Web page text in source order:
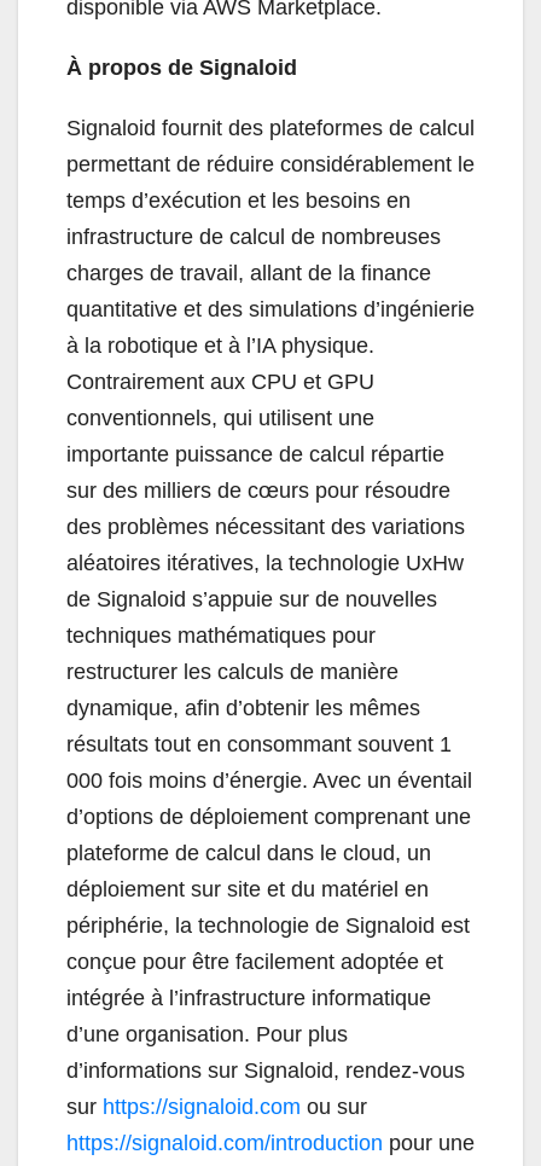
disponible via AWS Marketplace.
À propos de Signaloid
Signaloid fournit des plateformes de calcul
permettant de réduire considérablement le
temps d’exécution et les besoins en
infrastructure de calcul de nombreuses
charges de travail, allant de la finance
quantitative et des simulations d’ingénierie
à la robotique et à l’IA physique.
Contrairement aux CPU et GPU
conventionnels, qui utilisent une
importante puissance de calcul répartie
sur des milliers de cœurs pour résoudre
des problèmes nécessitant des variations
aléatoires itératives, la technologie UxHw
de Signaloid s’appuie sur de nouvelles
techniques mathématiques pour
restructurer les calculs de manière
dynamique, afin d’obtenir les mêmes
résultats tout en consommant souvent 1
000 fois moins d’énergie. Avec un éventail
d’options de déploiement comprenant une
plateforme de calcul dans le cloud, un
déploiement sur site et du matériel en
périphérie, la technologie de Signaloid est
conçue pour être facilement adoptée et
intégrée à l’infrastructure informatique
d’une organisation. Pour plus
d’informations sur Signaloid, rendez-vous
sur https://signaloid.com ou sur
https://signaloid.com/introduction pour une